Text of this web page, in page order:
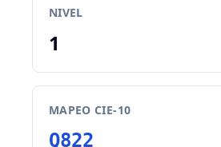
NIVEL
1
MAPEO CIE-10
Q822